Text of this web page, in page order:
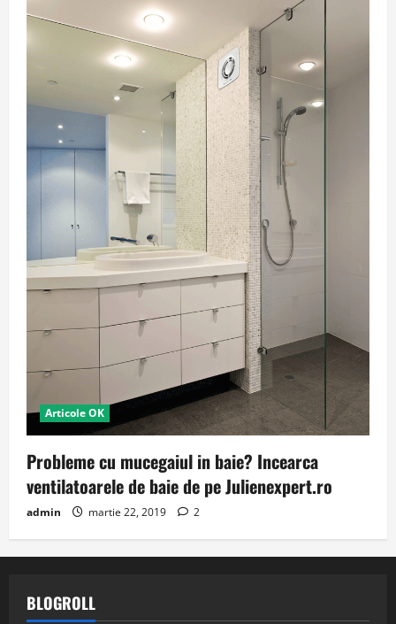
Articole OK
Probleme cu mucegaiul in baie? Incearca
ventilatoarele de baie de pe Julienexpert.ro
admin martie 22, 2019 2
BLOGROLL